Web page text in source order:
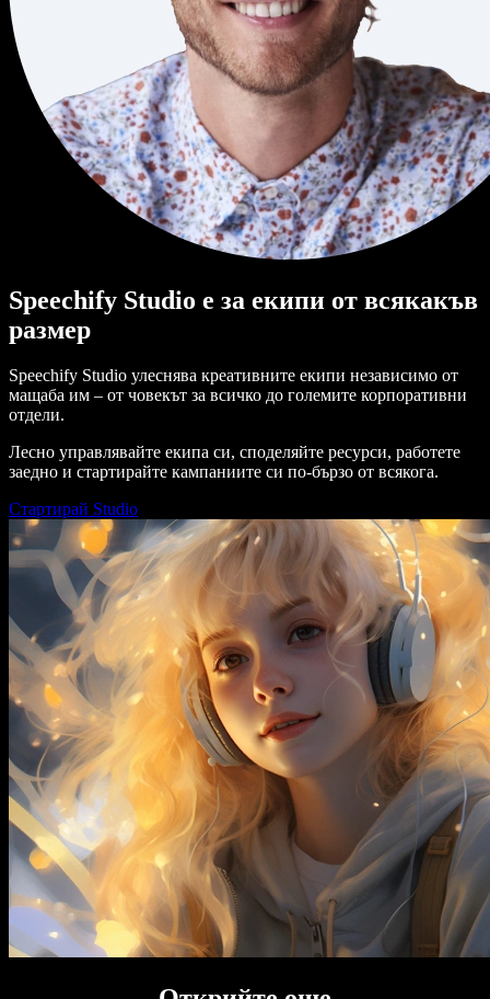
Speechify Studio е за екипи от всякакъв
размер
Speechify Studio улеснява креативните екипи независимо от
мащаба им – от човекът за всичко до големите корпоративни
отдели.
Лесно управлявайте екипа си, споделяйте ресурси, работете
заедно и стартирайте кампаниите си по-бързо от всякога.
Стартирай Studio